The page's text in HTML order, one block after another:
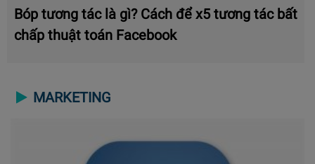
Bóp tương tác là gì? Cách để x5 tương tác bất
chấp thuật toán Facebook
MARKETING